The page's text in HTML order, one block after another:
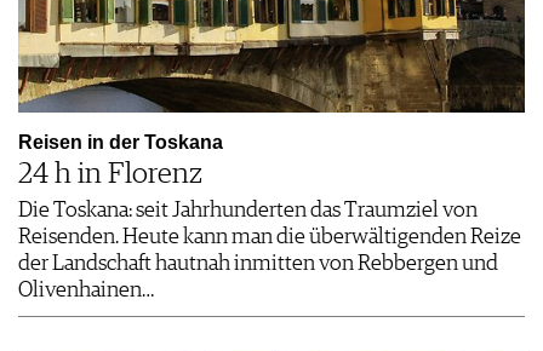
Reisen in der Toskana
24 h in Florenz
Die Toskana: seit Jahrhunderten das Traumziel von
Reisenden. Heute kann man die überwältigenden Reize
der Landschaft hautnah inmitten von Rebbergen und
Olivenhainen…